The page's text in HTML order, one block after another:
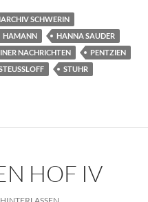
SCHWERIN
HAMANN
HANNA SAUDER
NACHRICHTEN
PENTZIEN
STUHR
HOF IV